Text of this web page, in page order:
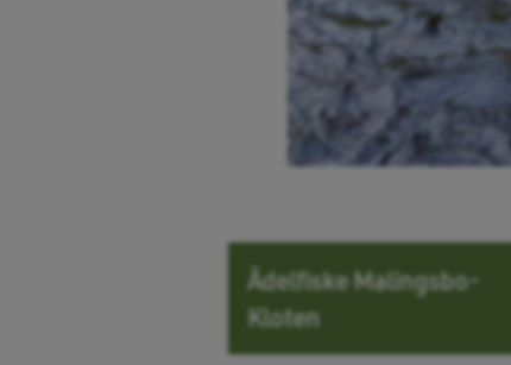
Ädelfiske Malingsbo-
Kloten